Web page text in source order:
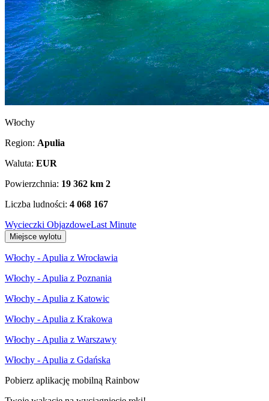
Włochy
Region: Apulia
Waluta: EUR
Powierzchnia: 19 362 km 2
Liczba ludności: 4 068 167
Wycieczki ObjazdoweLast Minute
Miejsce wylotu
Włochy - Apulia z Wrocławia
Włochy - Apulia z Poznania
Włochy - Apulia z Katowic
Włochy - Apulia z Krakowa
Włochy - Apulia z Warszawy
Włochy - Apulia z Gdańska
Pobierz aplikację mobilną Rainbow